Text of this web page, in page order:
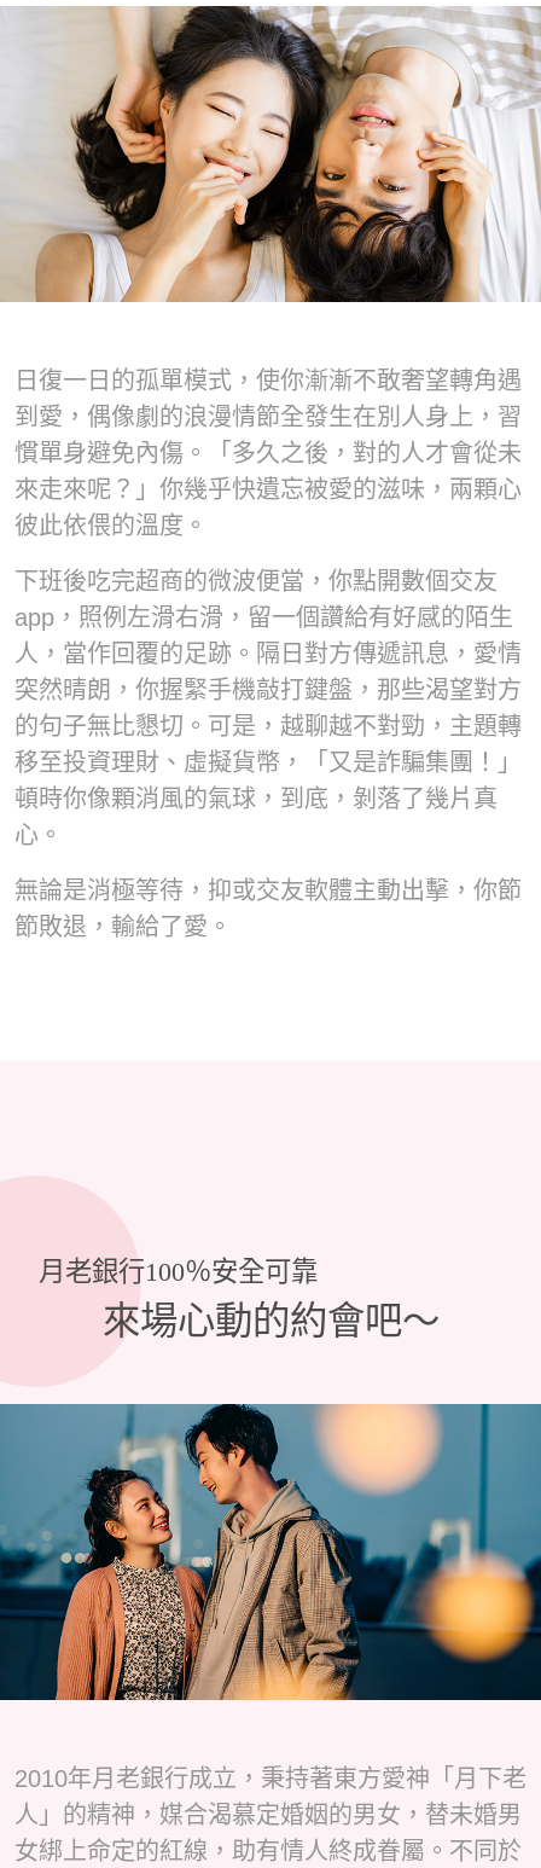
日復一日的孤單模式，使你漸漸不敢奢望轉角遇
到愛，偶像劇的浪漫情節全發生在別人身上，習
慣單身避免內傷。「多久之後，對的人才會從未
來走來呢？」你幾乎快遺忘被愛的滋味，兩顆心
彼此依偎的溫度。
下班後吃完超商的微波便當，你點開數個交友
app，照例左滑右滑，留一個讚給有好感的陌生
人，當作回覆的足跡。隔日對方傳遞訊息，愛情
突然晴朗，你握緊手機敲打鍵盤，那些渴望對方
的句子無比懇切。可是，越聊越不對勁，主題轉
移至投資理財、虛擬貨幣，「又是詐騙集團！」
頓時你像顆消風的氣球，到底，剝落了幾片真
心。
無論是消極等待，抑或交友軟體主動出擊，你節
節敗退，輸給了愛。
月老銀行100％安全可靠
來場心動的約會吧～
2010年月老銀行成立，秉持著東方愛神「月下老
人」的精神，媒合渴慕定婚姻的男女，替未婚男
女綁上命定的紅線，助有情人終成眷屬。不同於